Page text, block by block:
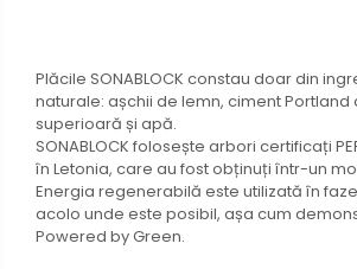
Plăcile SONABLOCK constau doar din
naturale: așchii de lemn, ciment Portland
superioară și apă.
SONABLOCK folosește arbori certificați
în Letonia, care au fost obținuți într-un
Energia regenerabilă este utilizată în
acolo unde este posibil, așa cum
Powered by Green.